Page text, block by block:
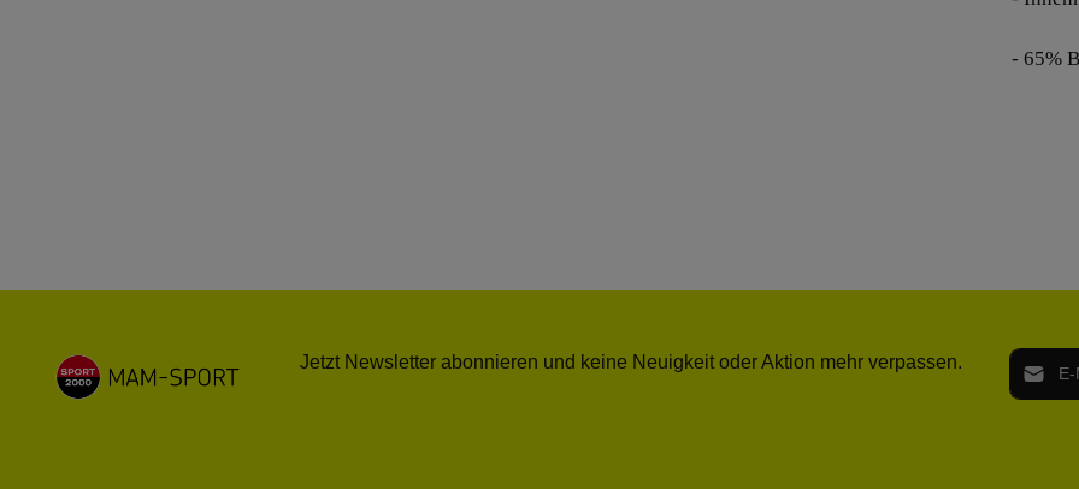
- 65%
Jetzt Newsletter abonnieren und keine Neuigkeit oder Aktion mehr verpassen. E-Mail-